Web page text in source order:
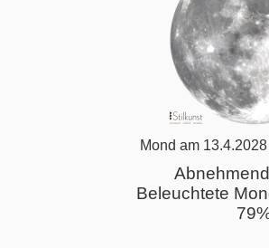
Mond am
Beleuchtete